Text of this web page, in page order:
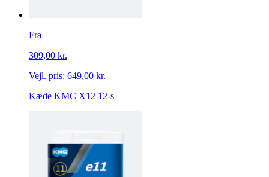
Fra
309,00 kr.
Vejl. pris: 649,00 kr.
Kæde KMC X12 12-s